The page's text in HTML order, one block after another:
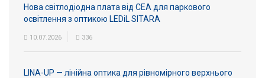
Нова світлодіодна плата від СЕА для паркового
освітлення з оптикою LEDiL SITARA
10.07.2026 336
LINA-UP — лінійна оптика для рівномірного верхнього